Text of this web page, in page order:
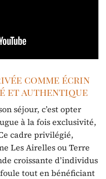
comme écrin
et authentique
séjour, c’est opter
à la fois exclusivité,
cadre privilégié,
Les Airelles ou Terre
croissante d’individus
tout en bénéficiant